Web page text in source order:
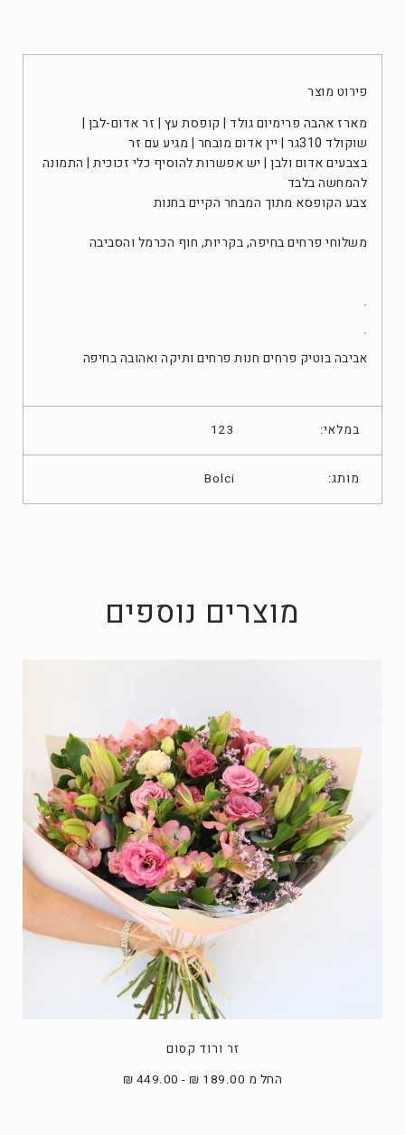
פירוט מוצר
מארז אהבה פרימיום גולד | קופסת עץ | זר אדום-לבן |
שוקולד 310גר | יין אדום מובחר | מגיע עם זר
בצבעים אדום ולבן | יש אפשרות להוסיף כלי זכוכית | התמונה
להמחשה בלבד
צבע הקופסא מתוך המבחר הקיים בחנות
משלוחי פרחיםבחיפה, בקריות, חוף הכרמל והסביבה
.
.
אביבה בוטיק פרחים חנות פרחים ותיקה ואהובה בחיפה
במלאי: 123
מותג: Bolci
מוצרים נוספים
זר ורוד קסום
החל מ 189.00 ₪ - 449.00 ₪